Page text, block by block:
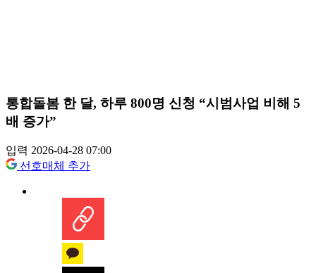
통합돌봄 한 달, 하루 800명 신청 “시범사업 비해 5
배 증가”
입력 2026-04-28 07:00
선호매체 추가